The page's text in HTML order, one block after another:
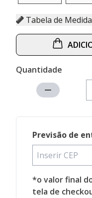
Tabela de
Quantidade
Previsão de
*o valor final
tela de